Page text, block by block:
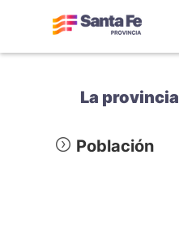
La provincia
Población